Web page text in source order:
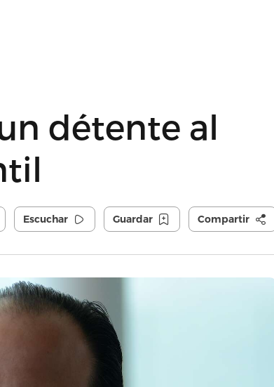
détente al
Escuchar Guardar Compartir